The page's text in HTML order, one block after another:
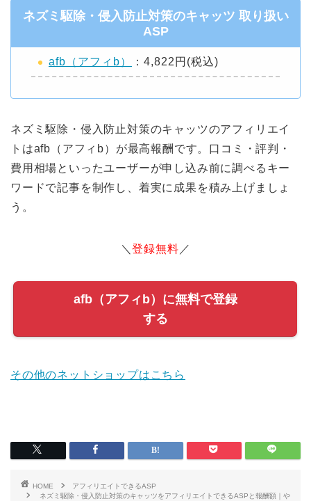
ネズミ駆除・侵入防止対策のキャッツ 取り扱い
ASP
afb（アフィb） ：4,822円(税込)
ネズミ駆除・侵入防止対策のキャッツのアフィリエイ
トはafb（アフィb）が最高報酬です。口コミ・評判・
費用相場といったユーザーが申し込み前に調べるキー
ワードで記事を制作し、着実に成果を積み上げましょ
う。
＼登録無料 ／
afb（アフィb）に無料で登録
する
その他のネットショップはこちら
HOME
アフィリエイトできるASP
ネズミ駆除・侵入防止対策のキャッツをアフィリエイトできるASPと報酬額｜や